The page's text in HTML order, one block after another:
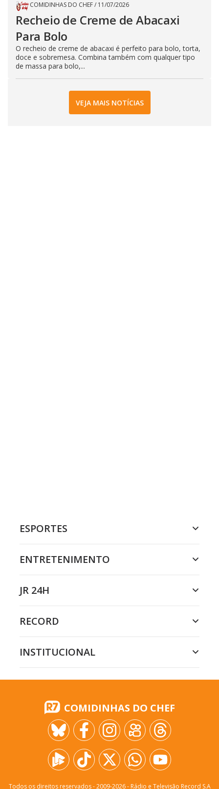
COMIDINHAS DO CHEF/ 11/07/2026
Recheio de Creme de Abacaxi
Para Bolo
O recheio de creme de abacaxi é perfeito para bolo, torta,
doce e sobremesa. Combina também com qualquer tipo
de massa para bolo,...
VEJA MAIS NOTÍCIAS
ESPORTES
ENTRETENIMENTO
JR 24H
RECORD
INSTITUCIONAL
COMIDINHAS DO CHEF
Todos os direitos reservados - 2009-2026- Rádio e Televisão Record S.A